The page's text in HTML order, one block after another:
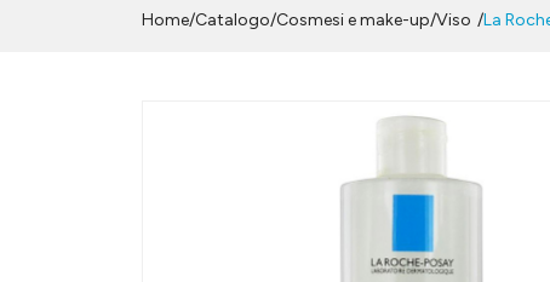
Home Catalogo/Cosmesi e make-up/Viso La